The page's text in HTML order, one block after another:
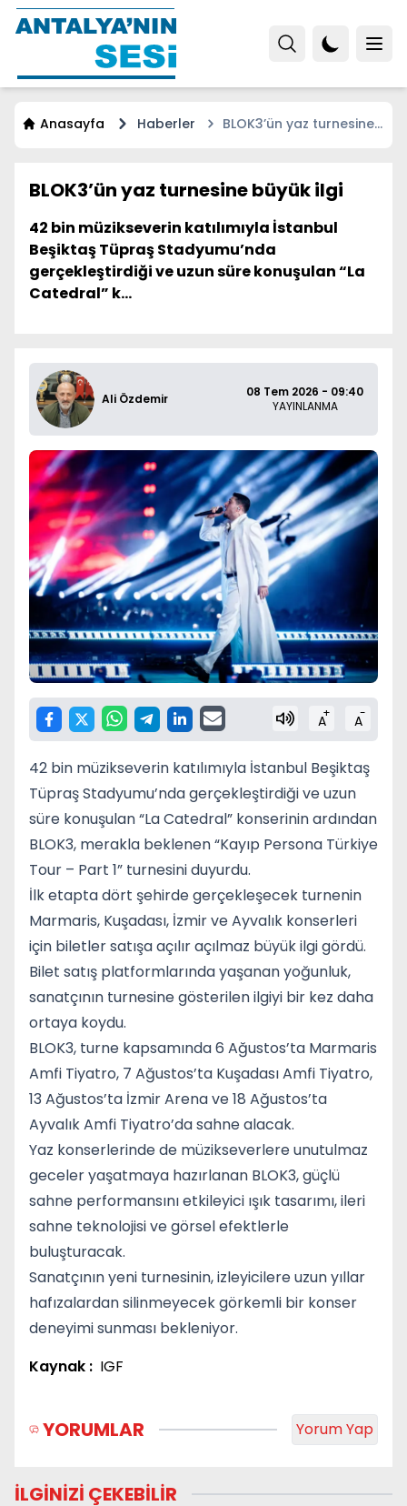
Anasayfa Haberler
BLOK3’ün yaz turnesine
BLOK3’ün yaz turnesine büyük ilgi
42 bin müzikseverin katılımıyla İstanbul
Beşiktaş Tüpraş Stadyumu’nda
gerçekleştirdiği ve uzun süre konuşulan “La
Catedral” k...
Ali Özdemir
08 Tem 2026 - 09:40
YAYINLANMA
A+ A-
42 bin müzikseverin katılımıyla İstanbul Beşiktaş
Tüpraş Stadyumu’nda gerçekleştirdiği ve uzun
süre konuşulan “La Catedral” konserinin ardından
BLOK3, merakla beklenen “Kayıp Persona Türkiye
Tour – Part 1” turnesini duyurdu.
İlk etapta dört şehirde gerçekleşecek turnenin
Marmaris, Kuşadası, İzmir ve Ayvalık konserleri
için biletler satışa açılır açılmaz büyük ilgi gördü.
Bilet satış platformlarında yaşanan yoğunluk,
sanatçının turnesine gösterilen ilgiyi bir kez daha
ortaya koydu.
BLOK3, turne kapsamında 6 Ağustos’ta Marmaris
Amfi Tiyatro, 7 Ağustos’ta Kuşadası Amfi Tiyatro,
13 Ağustos’ta İzmir Arena ve 18 Ağustos’ta
Ayvalık Amfi Tiyatro’da sahne alacak.
Yaz konserlerinde de müzikseverlere unutulmaz
geceler yaşatmaya hazırlanan BLOK3, güçlü
sahne performansını etkileyici ışık tasarımı, ileri
sahne teknolojisi ve görsel efektlerle
buluşturacak.
Sanatçının yeni turnesinin, izleyicilere uzun yıllar
hafızalardan silinmeyecek görkemli bir konser
deneyimi sunması bekleniyor.
Kaynak : IGF
YORUMLAR Yorum Yap
İLGİNİZİ ÇEKEBİLİR